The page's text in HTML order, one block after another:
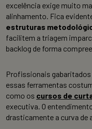
excelência exige muito
alinhamento. Fica
estruturas
facilitem a triagem
backlog de forma
Profissionais
essas ferramentas
como os cursos de
executiva. O
drasticamente a curva de